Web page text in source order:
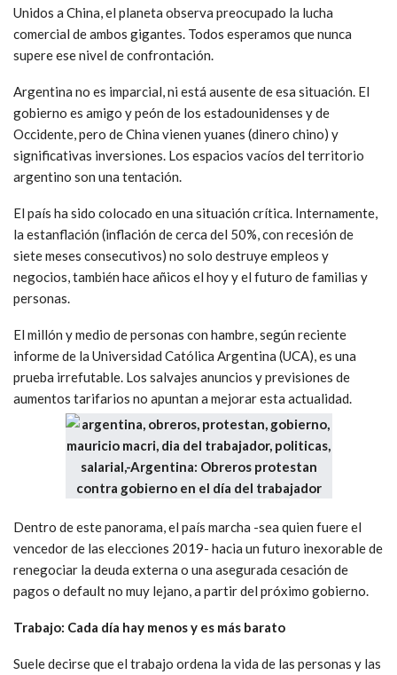
Unidos a China, el planeta observa preocupado la lucha
comercial de ambos gigantes. Todos esperamos que nunca
supere ese nivel de confrontación.
Argentina no es imparcial, ni está ausente de esa situación. El
gobierno es amigo y peón de los estadounidenses y de
Occidente, pero de China vienen yuanes (dinero chino) y
significativas inversiones. Los espacios vacíos del territorio
argentino son una tentación.
El país ha sido colocado en una situación crítica. Internamente,
la estanflación (inflación de cerca del 50%, con recesión de
siete meses consecutivos) no solo destruye empleos y
negocios, también hace añicos el hoy y el futuro de familias y
personas.
El millón y medio de personas con hambre, según reciente
informe de la Universidad Católica Argentina (UCA), es una
prueba irrefutable. Los salvajes anuncios y previsiones de
aumentos tarifarios no apuntan a mejorar esta actualidad.
Dentro de este panorama, el país marcha -sea quien fuere el
vencedor de las elecciones 2019- hacia un futuro inexorable de
renegociar la deuda externa o una asegurada cesación de
pagos o default no muy lejano, a partir del próximo gobierno.
Trabajo: Cada día hay menos y es más barato
Suele decirse que el trabajo ordena la vida de las personas y las